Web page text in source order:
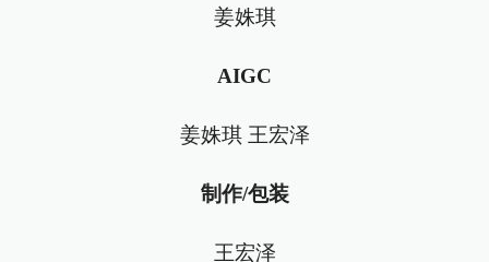
姜姝琪
AIGC
姜姝琪 王宏泽
制作/包装
王宏泽